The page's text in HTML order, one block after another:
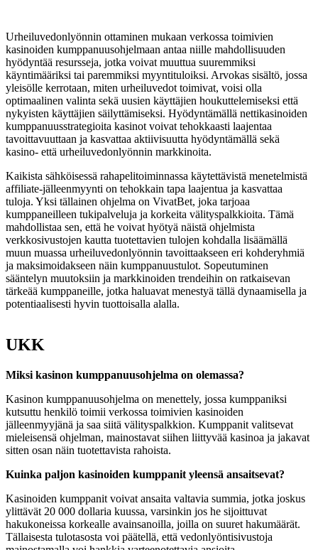
Urheiluvedonlyönnin ottaminen mukaan verkossa toimivien
kasinoiden kumppanuusohjelmaan antaa niille mahdollisuuden
hyödyntää resursseja, jotka voivat muuttua suuremmiksi
käyntimääriksi tai paremmiksi myyntituloiksi. Arvokas sisältö, jossa
yleisölle kerrotaan, miten urheiluvedot toimivat, voisi olla
optimaalinen valinta sekä uusien käyttäjien houkuttelemiseksi että
nykyisten käyttäjien säilyttämiseksi. Hyödyntämällä nettikasinoiden
kumppanuusstrategioita kasinot voivat tehokkaasti laajentaa
tavoittavuuttaan ja kasvattaa aktiivisuutta hyödyntämällä sekä
kasino- että urheiluvedonlyönnin markkinoita.
Kaikista sähköisessä rahapelitoiminnassa käytettävistä menetelmistä
affiliate-jälleenmyynti on tehokkain tapa laajentua ja kasvattaa
tuloja. Yksi tällainen ohjelma on VivatBet, joka tarjoaa
kumppaneilleen tukipalveluja ja korkeita välityspalkkioita. Tämä
mahdollistaa sen, että he voivat hyötyä näistä ohjelmista
verkkosivustojen kautta tuotettavien tulojen kohdalla lisäämällä
muun muassa urheiluvedonlyönnin tavoittaakseen eri kohderyhmiä
ja maksimoidakseen näin kumppanuustulot. Sopeutuminen
sääntelyn muutoksiin ja markkinoiden trendeihin on ratkaisevan
tärkeää kumppaneille, jotka haluavat menestyä tällä dynaamisella ja
potentiaalisesti hyvin tuottoisalla alalla.
UKK
Miksi kasinon kumppanuusohjelma on olemassa?
Kasinon kumppanuusohjelma on menettely, jossa kumppaniksi
kutsuttu henkilö toimii verkossa toimivien kasinoiden
jälleenmyyjänä ja saa siitä välityspalkkion. Kumppanit valitsevat
mieleisensä ohjelman, mainostavat siihen liittyvää kasinoa ja jakavat
sitten osan näin tuotettavista rahoista.
Kuinka paljon kasinoiden kumppanit yleensä ansaitsevat?
Kasinoiden kumppanit voivat ansaita valtavia summia, jotka joskus
ylittävät 20 000 dollaria kuussa, varsinkin jos he sijoittuvat
hakukoneissa korkealle avainsanoilla, joilla on suuret hakumäärät.
Tällaisesta tulotasosta voi päätellä, että vedonlyöntisivustoja